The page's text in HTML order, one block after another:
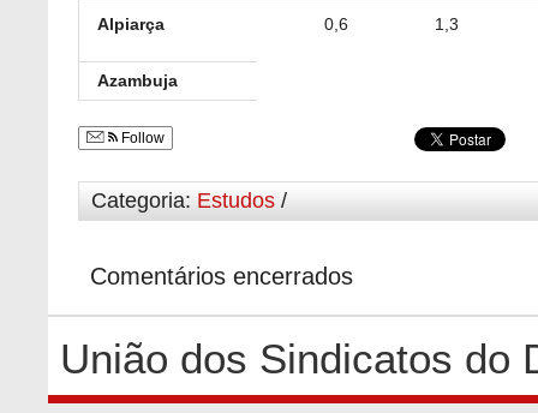
Alpiarça 0,6 1,3
Azambuja
Follow
Categoria: Estudos /
Comentários encerrados
União dos Sindicatos do